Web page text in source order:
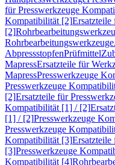
für Presswerkzeuge
Kompatibilität [2]Ersatzteile
[2]
Rohrbearbeitungswerkzeuge
AbpressstopfenPrüfmittel
MapressErsatzteile für
MapressPresswerkzeuge
Presswerkzeuge
[2]Ersatzteile für
Kompatibilität [1] / [2]
[1] / [2]Presswerkzeuge
Presswerkzeuge
Kompatibilität [3]Ersatzteile
[3]Presswerkzeuge
Kompatibilität [4]